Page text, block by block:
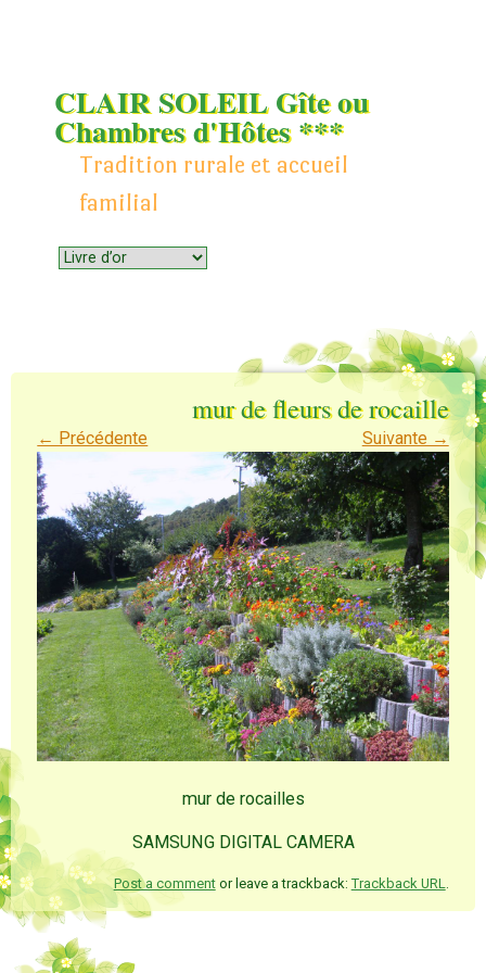
CLAIR SOLEIL Gîte ou
Chambres d'Hôtes ***
Tradition rurale et accueil
familial
Menu
Skip to content
mur de fleurs de rocaille
← Précédente Suivante →
mur de rocailles
SAMSUNG DIGITAL CAMERA
Post a commentor leave a trackback:Trackback URL.